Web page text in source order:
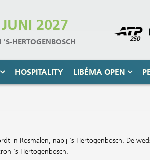
2027
'S-HERTOGENBOSCH
HOSPITALITY LIBÉMA OPEN
in Rosmalen, nabij ‘s-Hertogenbosch. De
‘s-Hertogenbosch.